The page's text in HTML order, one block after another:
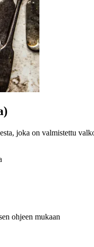
joka on valmistettu
ohjeen mukaan